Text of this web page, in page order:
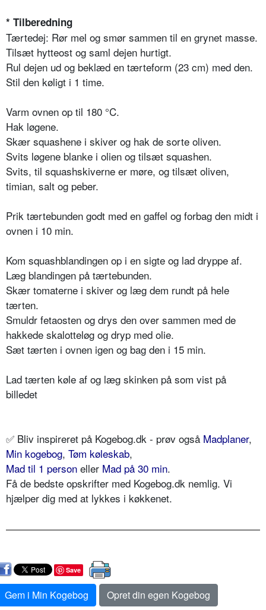
* Tilberedning
Tærtedej: Rør mel og smør sammen til en grynet masse.
Tilsæt hytteost og saml dejen hurtigt.
Rul dejen ud og beklæd en tærteform (23 cm) med den.
Stil den køligt i 1 time.
Varm ovnen op til 180 °C.
Hak løgene.
Skær squashene i skiver og hak de sorte oliven.
Svits løgene blanke i olien og tilsæt squashen.
Svits, til squashskiverne er møre, og tilsæt oliven,
timian, salt og peber.
Prik tærtebunden godt med en gaffel og forbag den midt i
ovnen i 10 min.
Kom squashblandingen op i en sigte og lad dryppe af.
Læg blandingen på tærtebunden.
Skær tomaterne i skiver og læg dem rundt på hele
tærten.
Smuldr fetaosten og drys den over sammen med de
hakkede skalotteløg og dryp med olie.
Sæt tærten i ovnen igen og bag den i 15 min.
Lad tærten køle af og læg skinken på som vist på
billedet
✅ Bliv inspireret på Kogebog.dk - prøv også Madplaner,
Min kogebog, Tøm køleskab,
Mad til 1 person eller Mad på 30 min.
Få de bedste opskrifter med Kogebog.dk nemlig. Vi
hjælper dig med at lykkes i køkkenet.
Save
Gem i Min Kogebog
Opret din egen Kogebog